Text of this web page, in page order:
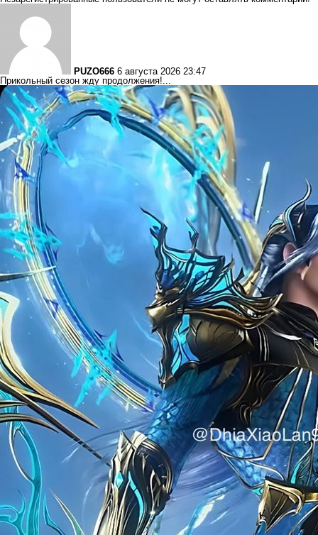
PUZO666 6 августа 2026 23:47
Прикольный сезон жду продолжения!...